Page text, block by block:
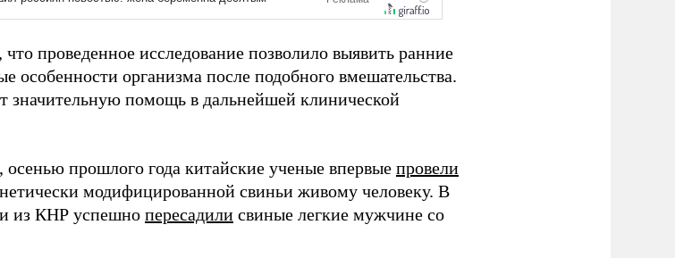
проведенное исследование позволило выявить ранние
особенности организма после подобного вмешательства.
значительную помощь в дальнейшей клинической
прошлого года китайские ученые впервые провели
модифицированной свиньи живому человеку. В
из КНР успешно пересадили свиные легкие мужчине со